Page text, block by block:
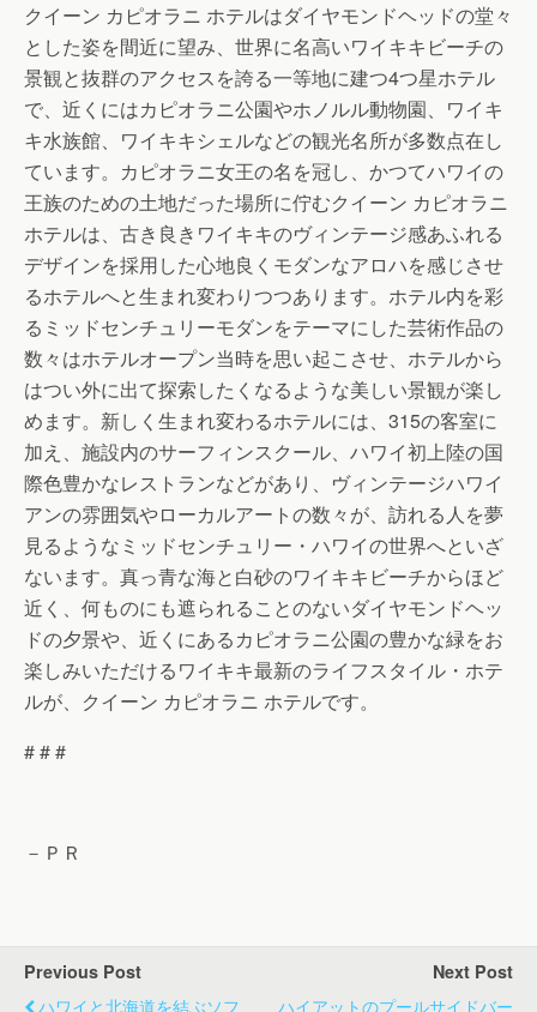
クイーン カピオラニ ホテルはダイヤモンドヘッドの堂々
とした姿を間近に望み、世界に名高いワイキキビーチの
景観と抜群のアクセスを誇る一等地に建つ4つ星ホテル
で、近くにはカピオラニ公園やホノルル動物園、ワイキ
キ水族館、ワイキキシェルなどの観光名所が多数点在し
ています。カピオラニ女王の名を冠し、かつてハワイの
王族のための土地だった場所に佇むクイーン カピオラニ
ホテルは、古き良きワイキキのヴィンテージ感あふれる
デザインを採用した心地良くモダンなアロハを感じさせ
るホテルへと生まれ変わりつつあります。ホテル内を彩
るミッドセンチュリーモダンをテーマにした芸術作品の
数々はホテルオープン当時を思い起こさせ、ホテルから
はつい外に出て探索したくなるような美しい景観が楽し
めます。新しく生まれ変わるホテルには、315の客室に
加え、施設内のサーフィンスクール、ハワイ初上陸の国
際色豊かなレストランなどがあり、ヴィンテージハワイ
アンの雰囲気やローカルアートの数々が、訪れる人を夢
見るようなミッドセンチュリー・ハワイの世界へといざ
ないます。真っ青な海と白砂のワイキキビーチからほど
近く、何ものにも遮られることのないダイヤモンドヘッ
ドの夕景や、近くにあるカピオラニ公園の豊かな緑をお
楽しみいただけるワイキキ最新のライフスタイル・ホテ
ルが、クイーン カピオラニ ホテルです。
# # #
－ＰＲ
Previous Post
ハワイと北海道を結ぶソフ
Next Post
ハイアットのプールサイドバー